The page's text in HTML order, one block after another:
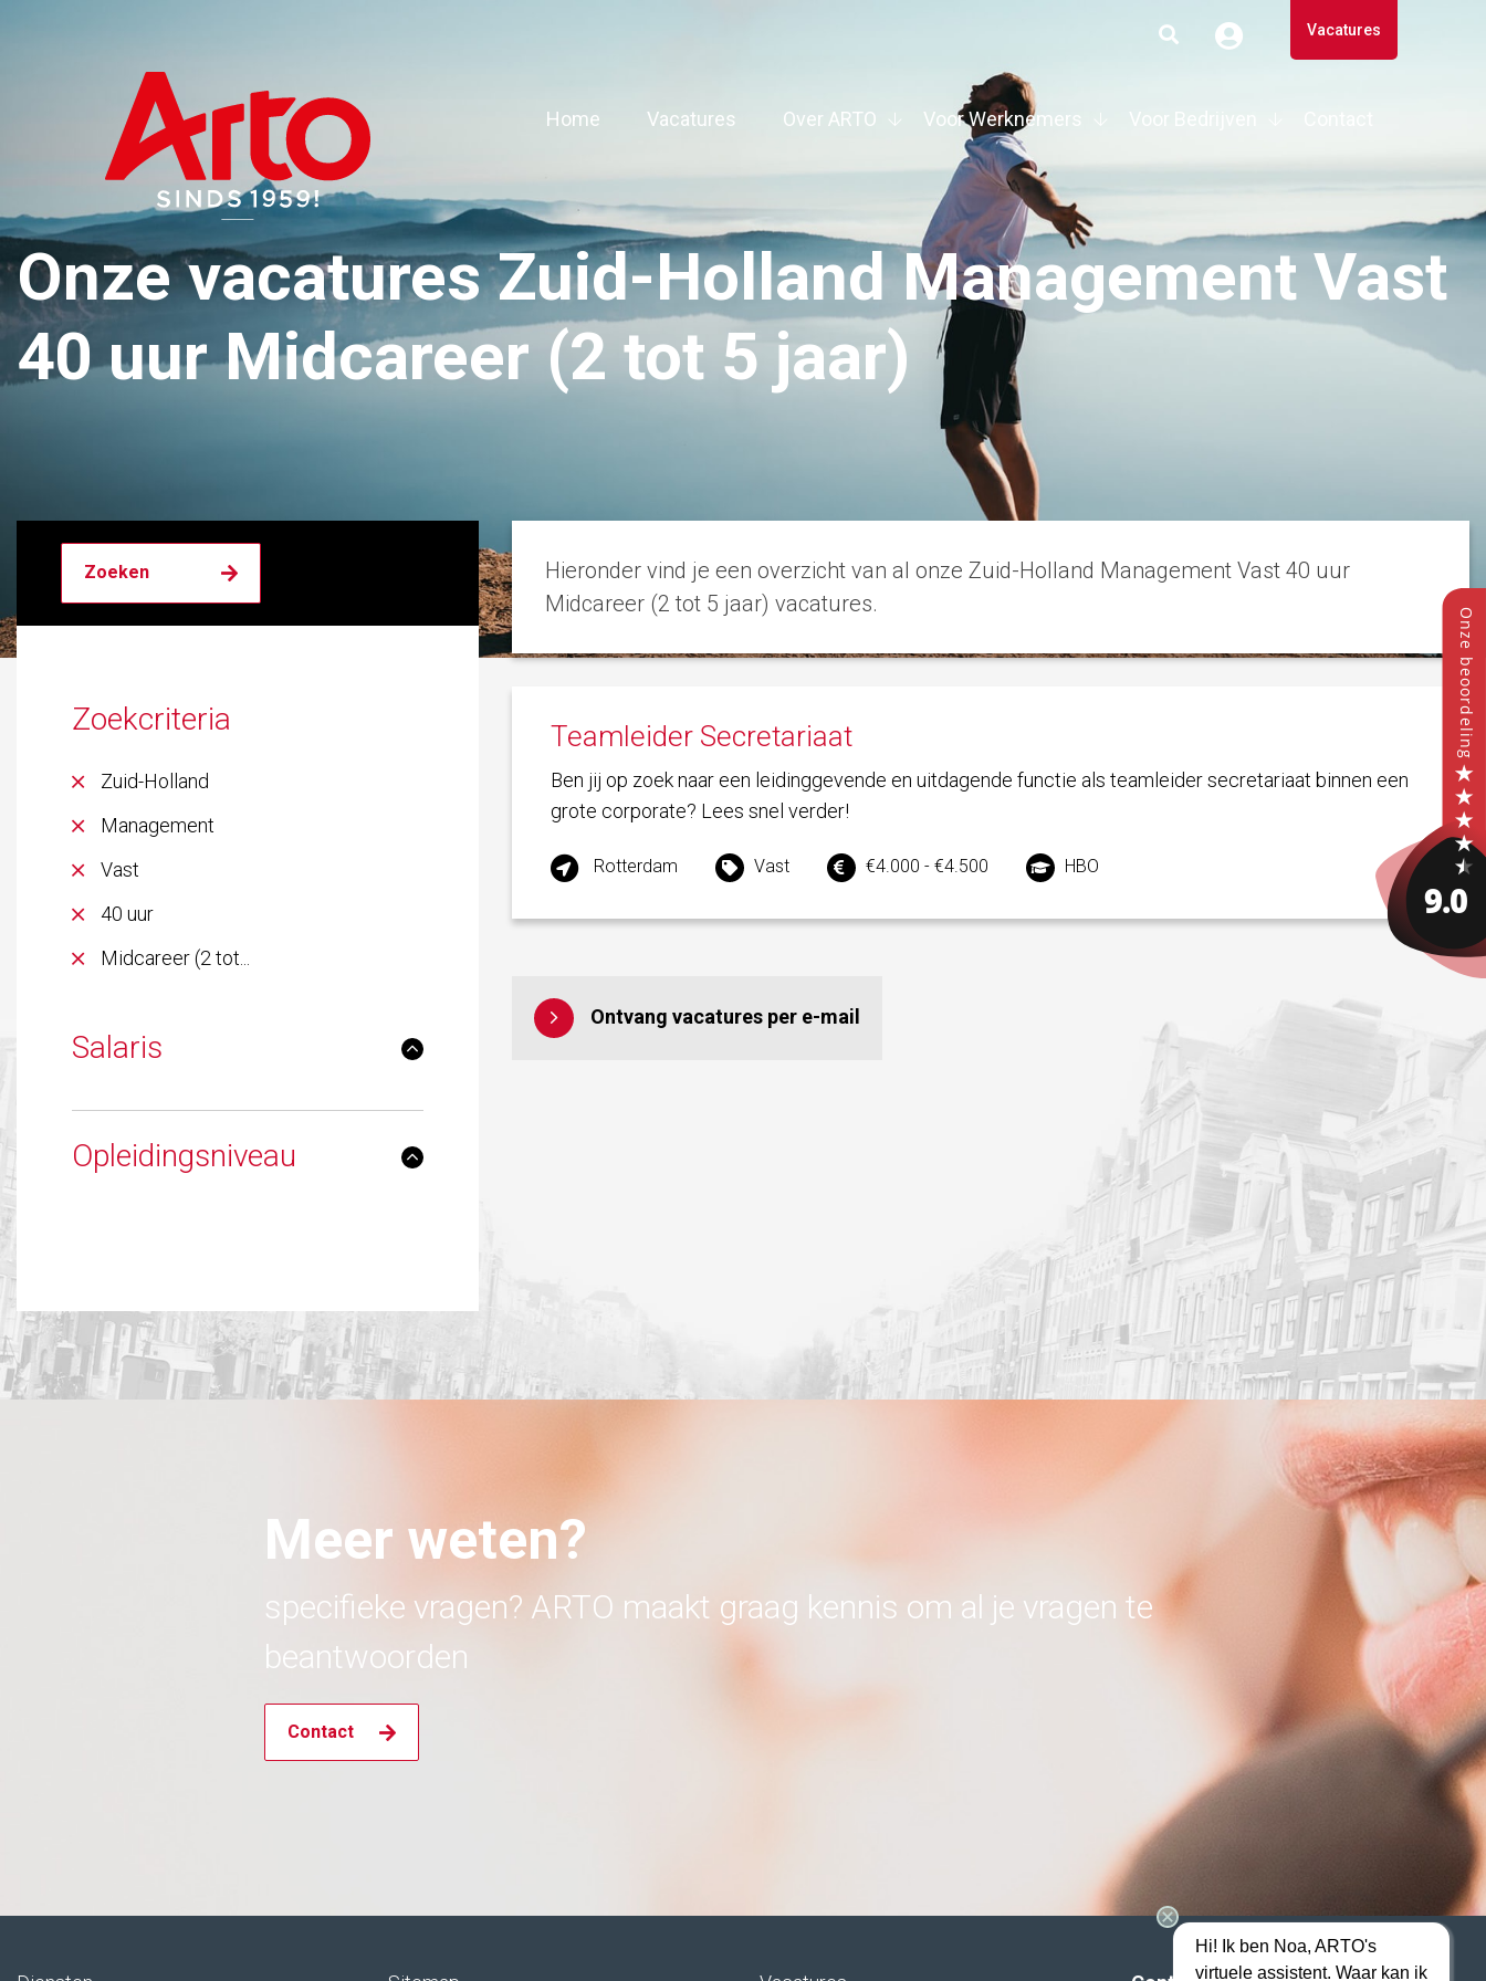
Vacatures
Home Vacatures Over ARTO Voor Werknemers Voor Bedrijven
Onze vacatures Zuid-Holland Management Vast
40 uur Midcareer (2 tot 5 jaar)
Zoekcriteria
Zuid-Holland
Management
Vast
40 uur
Midcareer (2 tot...
Salaris
Opleidingsniveau
Hieronder vind je een overzicht van al onze Zuid-Holland Management Vast 40 uur
Midcareer (2 tot 5 jaar) vacatures.
Teamleider Secretariaat
Ben jij op zoek naar een leidinggevende en uitdagende functie als teamleider secretariaat binnen een
grote corporate? Lees snel verder!
Rotterdam Vast €4.000 - €4.500 HBO
Ontvang vacatures per e-mail
Meer weten?
specifieke vragen? ARTO maakt graag kennis om al je vragen te
beantwoorden
Contact
Hi! Ik ben Noa, ARTO's
virtuele assistent. Waar kan ik